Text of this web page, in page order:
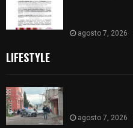
agosto 7, 2026
LIFESTYLE
agosto 7, 2026